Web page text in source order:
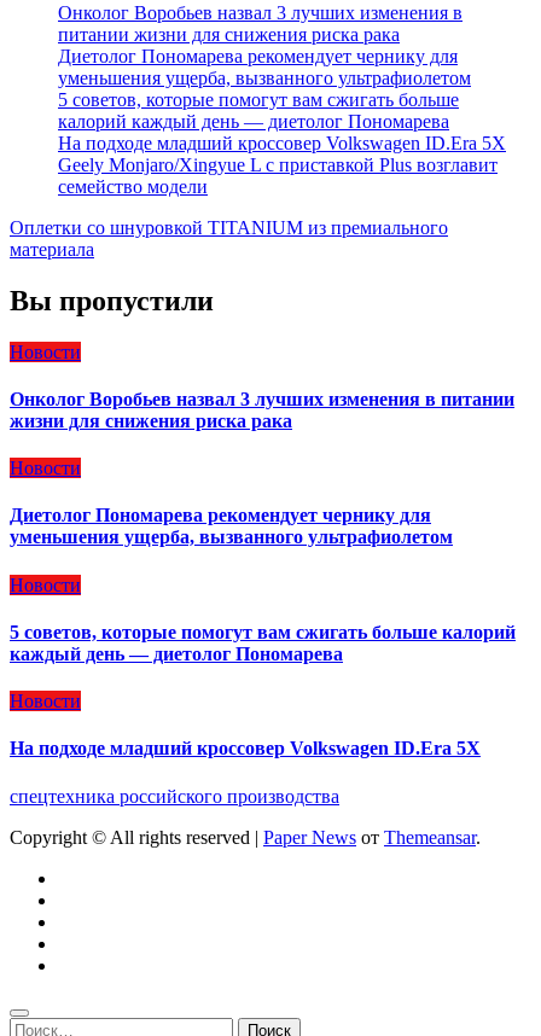
Онколог Воробьев назвал 3 лучших изменения в
питании жизни для снижения риска рака
Диетолог Пономарева рекомендует чернику для
уменьшения ущерба, вызванного ультрафиолетом
5 советов, которые помогут вам сжигать больше
калорий каждый день — диетолог Пономарева
На подходе младший кроссовер Volkswagen ID.Era 5X
Geely Monjaro/Xingyue L с приставкой Plus возглавит
семейство модели
Оплетки со шнуровкой TITANIUM из премиального
материала
Вы пропустили
Новости
Онколог Воробьев назвал 3 лучших изменения в питании
жизни для снижения риска рака
Новости
Диетолог Пономарева рекомендует чернику для
уменьшения ущерба, вызванного ультрафиолетом
Новости
5 советов, которые помогут вам сжигать больше калорий
каждый день — диетолог Пономарева
Новости
На подходе младший кроссовер Volkswagen ID.Era 5X
спецтехника российского производства
Copyright © All rights reserved | Paper News от Themeansar.
Найти: